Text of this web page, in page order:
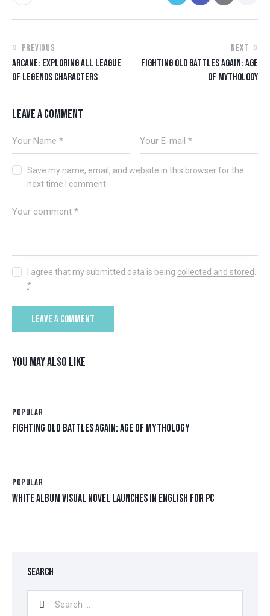
PREVIOUS
ARCANE: EXPLORING ALL LEAGUE
OF LEGENDS CHARACTERS
NEXT
FIGHTING OLD BATTLES AGAIN: AGE
OF MYTHOLOGY
LEAVE A COMMENT
Save my name, email, and website in this browser for the
next time I comment.
I agree that my submitted data is being collected and stored
*
YOU MAY ALSO LIKE
POPULAR
FIGHTING OLD BATTLES AGAIN: AGE OF MYTHOLOGY
POPULAR
WHITE ALBUM VISUAL NOVEL LAUNCHES IN ENGLISH FOR PC
SEARCH